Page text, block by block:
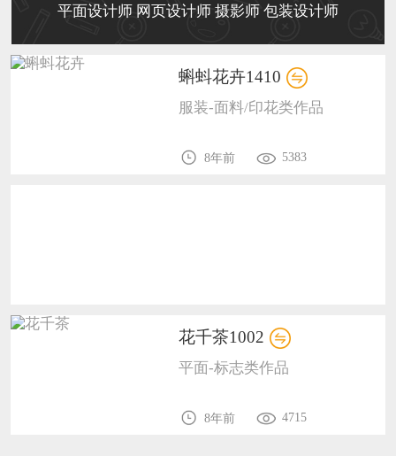
恭喜133****9020用户作品已成功备案！
恭喜136****9807用户作品已成功备案！
恭喜159****4930用户作品已成功备案！
恭喜150****6483用户作品已成功备案！
平面设计师 网页设计师 摄影师 包装设计师
蝌蚪花卉1410
服装-面料/印花类作品
8年前 5383
花千茶1002
平面-标志类作品
8年前 4715